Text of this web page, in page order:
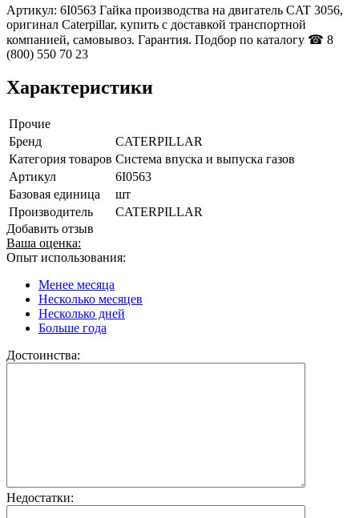
Артикул: 6I0563 Гайка производства на двигатель CAT 3056,
оригинал Caterpillar, купить с доставкой транспортной
компанией, самовывоз. Гарантия. Подбор по каталогу ☎ 8
(800) 550 70 23
Характеристики
Прочие
Бренд
CATERPILLAR
Категория товаров Система впуска и выпуска газов
Артикул
6I0563
Базовая единица
шт
Производитель
CATERPILLAR
Добавить отзыв
Ваша оценка:
Опыт использования:
Менее месяца
Несколько месяцев
Несколько дней
Больше года
Достоинства:
Недостатки: